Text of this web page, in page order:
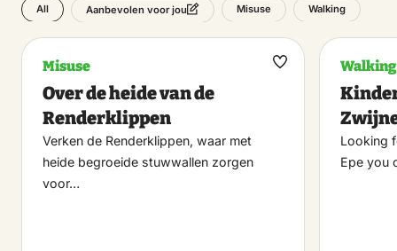
All Aanbevolen voor jou Misuse Walking
Misuse
Over de heide van de
Renderklippen
Verken de Renderklippen, waar met
heide begroeide stuwwallen zorgen
voor…
Maak
Walking
Looking
Epe you